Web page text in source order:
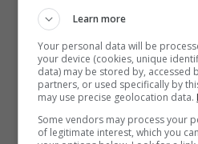
calciomercato. Ed in tal
andare sul sicuro,
primo piano come il
Stando a quanto
Learn more
Your personal data will be
your device (cookies, unique
data) may be stored by, accessed
partners, or used specifically by
may use precise geolocation data.
Some vendors may process your
of legitimate interest, which you